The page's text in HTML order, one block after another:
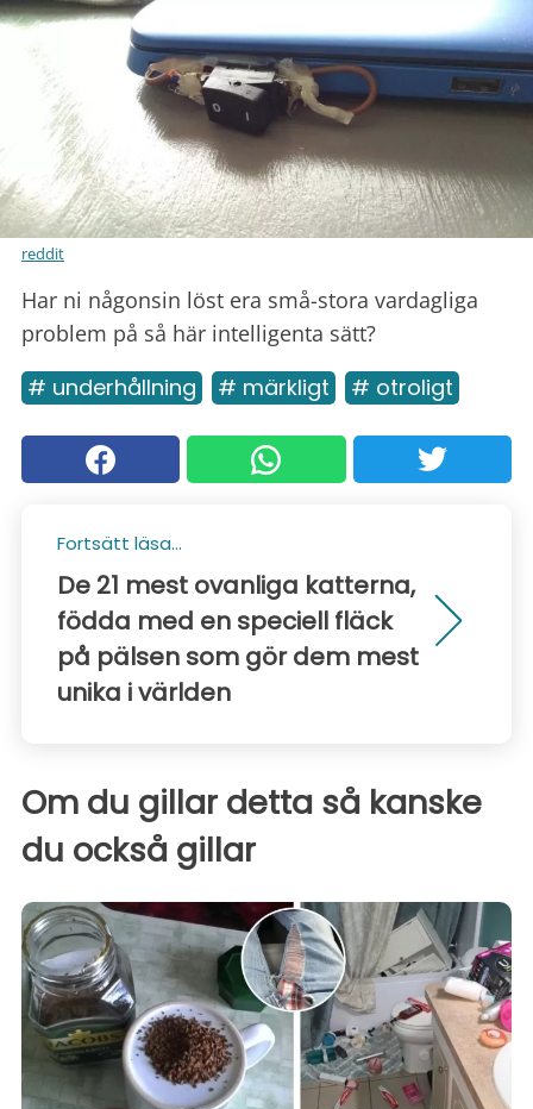
reddit
Har ni någonsin löst era små-stora vardagliga
problem på så här intelligenta sätt?
# underhållning # märkligt # otroligt
Fortsätt läsa...
De 21 mest ovanliga katterna,
födda med en speciell fläck
på pälsen som gör dem mest
unika i världen
Om du gillar detta så kanske
du också gillar